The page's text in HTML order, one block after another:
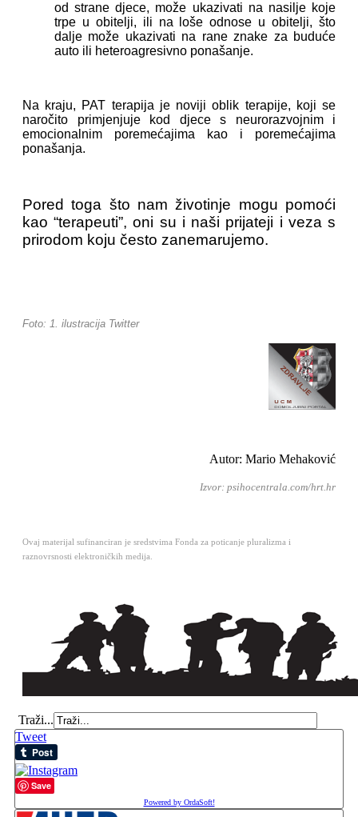
od strane djece, može ukazivati na nasilje koje
trpe u obitelji, ili na loše odnose u obitelji, što
dalje može ukazivati na rane znake za buduće
auto ili heteroagresivno ponašanje.
Na kraju, PAT terapija je noviji oblik terapije, koji se
naročito primjenjuje kod djece s neurorazvojnim i
emocionalnim poremećajima kao i poremećajima
ponašanja.
Pored toga što nam životinje mogu pomoći
kao “terapeuti”, oni su i naši prijateji i veza s
prirodom koju često zanemarujemo.
Foto: 1. ilustracija Twitter
Autor: Mario Mehaković
Izvor: psihocentrala.com/hrt.hr
Ovaj materijal sufinanciran je sredstvima Fonda za poticanje pluralizma i
raznovrsnosti elektroničkih medija.
Traži...
Tweet
Save
Powered by OrdaSoft!